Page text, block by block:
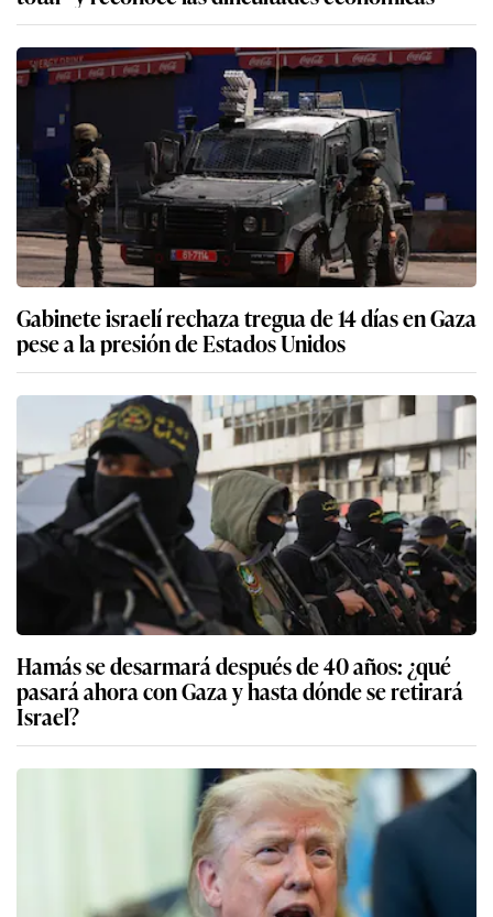
Gabinete israelí rechaza tregua de 14 días en Gaza
pese a la presión de Estados Unidos
Hamás se desarmará después de 40 años: ¿qué
pasará ahora con Gaza y hasta dónde se retirará
Israel?